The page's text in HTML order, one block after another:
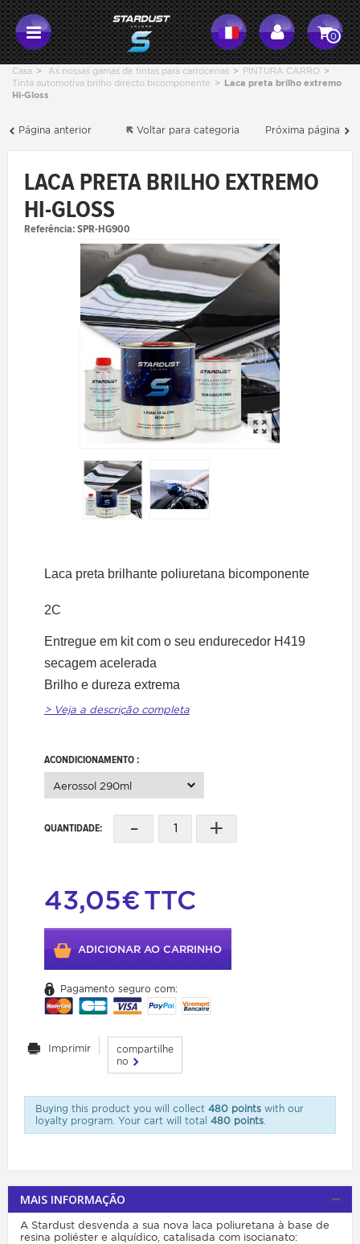
0
Casa > As nossas gamas de tintas para carrocerias > PINTURA CARRO >
Tinta automotiva brilho directo bicomponente > Laca preta brilho extremo
Hi-Gloss
Página anterior Próxima página
Voltar para categoria
LACA PRETA BRILHO EXTREMO
HI-GLOSS
Referência:SPR-HG900
Laca preta brilhante poliuretana bicomponente
2C
Entregue em kit com o seu endurecedor H419
secagem acelerada
Brilho e dureza extrema
> Veja a descrição completa
ACONDICIONAMENTO :
Aerossol 290ml
QUANTIDADE: - +
43,05€TTC
ADICIONAR AO CARRINHO
Pagamento seguro com:
Imprimir
compartilhe
no
Buying this product you will collect 480 pointswith our
loyalty program. Your cart will total 480 points.
MAIS INFORMAÇÃO
A Stardust desvenda a sua nova laca poliuretana à base de
resina poliéster e alquídico, catalisada com isocianato: